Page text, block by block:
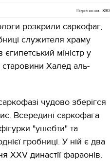
Переглядів: 330
розкрили саркофаг,
служителя храму
міністр у
Халед аль-
чудово зберігся
Всередині саркофага
"ушебти" та
гробниці. У ній є два
XXV династії фараонів.